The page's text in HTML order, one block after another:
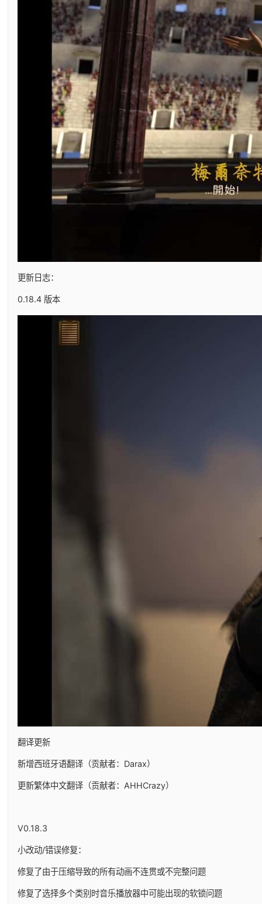
更新日志：
0.18.4 版本
翻译更新
新增西班牙语翻译（贡献者：Darax）
更新繁体中文翻译（贡献者：AHHCrazy）
V0.18.3
小改动/错误修复：
修复了由于压缩导致的所有动画不连贯或不完整问题
修复了选择多个类别时音乐播放器中可能出现的软锁问题